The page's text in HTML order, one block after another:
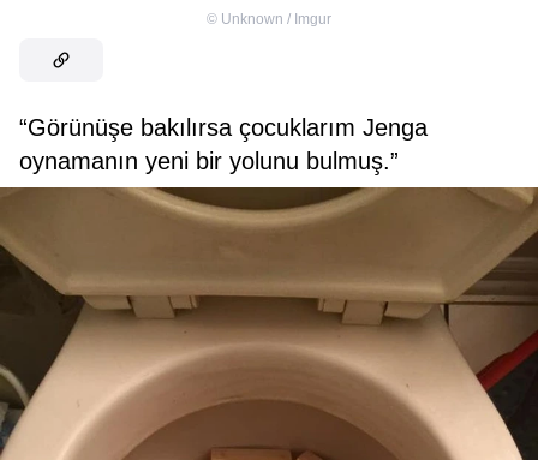
© Unknown / Imgur
“Görünüşe bakılırsa çocuklarım Jenga
oynamanın yeni bir yolunu bulmuş.”